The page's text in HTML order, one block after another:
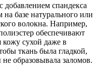
спандекса
базе натурального или
волокна. Например,
обеспечивают
кожу сухой даже в
ткань была гладкой,
образовывала заломов.